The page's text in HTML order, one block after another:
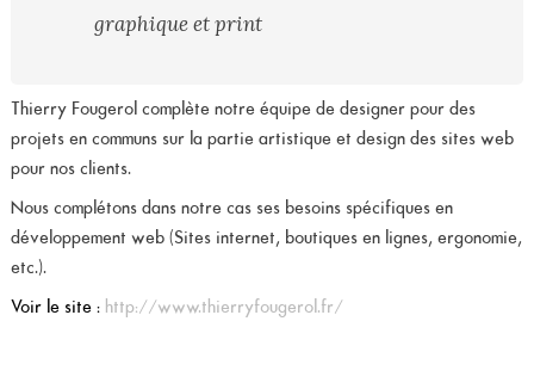
graphique et print
Thierry Fougerol complète notre équipe de designer pour des
projets en communs sur la partie artistique et design des sites web
pour nos clients.
Nous complétons dans notre cas ses besoins spécifiques en
développement web (Sites internet, boutiques en lignes, ergonomie,
etc.).
Voir le site : http://www.thierryfougerol.fr/